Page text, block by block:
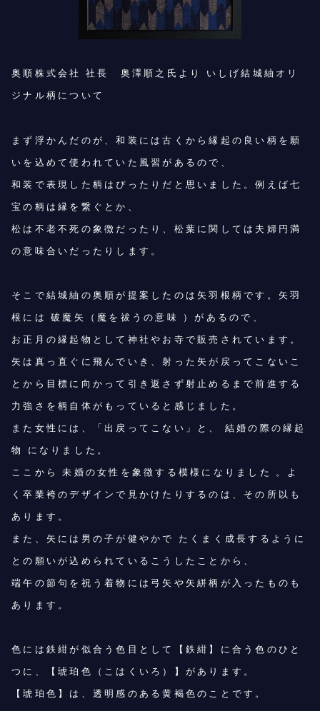
奥順株式会社 社長 奥澤順之氏より いしげ結城紬オリ
ジナル柄について
まず浮かんだのが、和装には古くから縁起の良い柄を願
いを込めて使われていた風習があるので、
和装で表現した柄はぴったりだと思いました。例えば七
宝の柄は縁を繋ぐとか、
松は不老不死の象徴だったり、松葉に関しては夫婦円満
の意味合いだったりします。
そこで結城紬の奥順が提案したのは矢羽根柄です。矢羽
根には 破魔矢（魔を祓うの意味 ）があるので、
お正月の縁起物として神社やお寺で販売されています。
矢は真っ直ぐに飛んでいき、射った矢が戻ってこないこ
とから目標に向かって引き返さず射止めるまで前進する
力強さを柄自体がもっていると感じました。
また女性には、「出戻ってこない」と、 結婚の際の縁起
物 になりました。
ここから 未婚の女性を象徴する模様になりました 。よ
く卒業袴のデザインで見かけたりするのは、その所以も
あります。
また、矢には男の子が健やかで たくまく成長するように
との願いが込められているこうしたことから、
端午の節句を祝う着物には弓矢や矢絣柄が入ったものも
あります。
色には鉄紺が似合う色目として【鉄紺】に合う色のひと
つに、【琥珀色（こはくいろ）】があります。
【琥珀色】は、透明感のある黄褐色のことです。